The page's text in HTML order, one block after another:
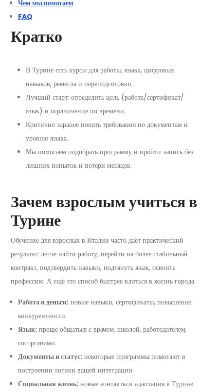
Чем мы помогаем
FAQ
Кратко
В Турине есть курсы для работы, языка, цифровых
навыков, ремесла и переподготовки.
Лучший старт: определить цель (работа/сертификат/
язык) и ограничение по времени.
Критично заранее понять требования по документам и
уровню языка.
Мы помогаем подобрать программу и пройти запись без
лишних попыток и потери месяцев.
Зачем взрослым учиться в
Турине
Обучение для взрослых в Италии часто даёт практический
результат: легче найти работу, перейти на более стабильный
контракт, подтвердить навыки, подтянуть язык, освоить
профессию. А ещё это способ быстрее влиться в жизнь города.
Работа и деньги: новые навыки, сертификаты, повышение
конкурентности.
Язык: проще общаться с врачом, школой, работодателем,
госорганами.
Документы и статус: некоторые программы помогают в
построении логики вашей интеграции.
Социальная жизнь: новые контакты и адаптация в Турине.